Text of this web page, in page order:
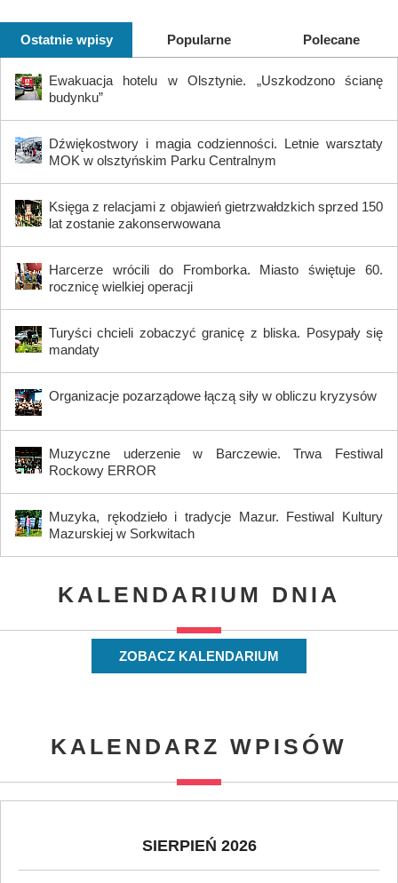
Ostatnie wpisy Popularne Polecane
Ewakuacja hotelu w Olsztynie. „Uszkodzono ścianę
budynku”
Dźwiękostwory i magia codzienności. Letnie warsztaty
MOK w olsztyńskim Parku Centralnym
Księga z relacjami z objawień gietrzwałdzkich sprzed 150
lat zostanie zakonserwowana
Harcerze wrócili do Fromborka. Miasto świętuje 60.
rocznicę wielkiej operacji
Turyści chcieli zobaczyć granicę z bliska. Posypały się
mandaty
Organizacje pozarządowe łączą siły w obliczu kryzysów
Muzyczne uderzenie w Barczewie. Trwa Festiwal
Rockowy ERROR
Muzyka, rękodzieło i tradycje Mazur. Festiwal Kultury
Mazurskiej w Sorkwitach
KALENDARIUM DNIA
ZOBACZ KALENDARIUM
KALENDARZ WPISÓW
SIERPIEŃ 2026